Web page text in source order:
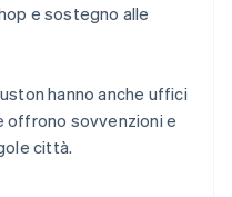
e sostegno alle
hanno anche uffici
offrono sovvenzioni e
città.